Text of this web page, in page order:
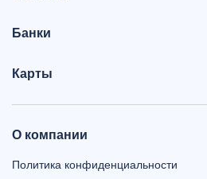
Банки
Карты
О компании
Политика конфиденциальности